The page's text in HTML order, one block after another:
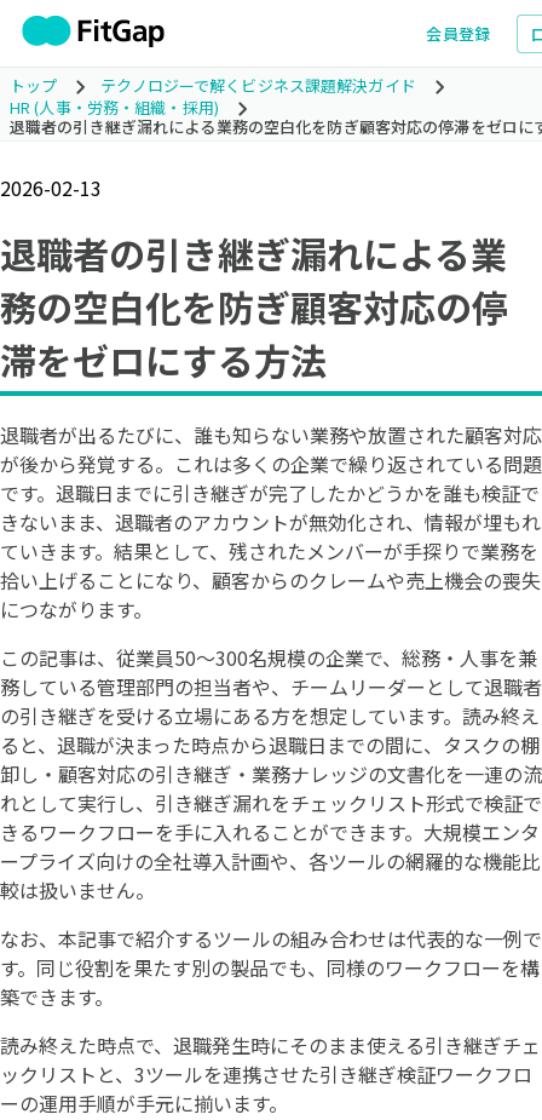
会員登録
トップ
テクノロジーで解くビジネス課題解決ガイド
HR (人事・労務・組織・採用)
退職者の引き継ぎ漏れによる業務の空白化を防ぎ顧客対応の停滞をゼロに
2026-02-13
退職者の引き継ぎ漏れによる業
務の空白化を防ぎ顧客対応の停
滞をゼロにする方法
退職者が出るたびに、誰も知らない業務や放置された顧客対応
が後から発覚する。これは多くの企業で繰り返されている問題
です。退職日までに引き継ぎが完了したかどうかを誰も検証で
きないまま、退職者のアカウントが無効化され、情報が埋もれ
ていきます。結果として、残されたメンバーが手探りで業務を
拾い上げることになり、顧客からのクレームや売上機会の喪失
につながります。
この記事は、従業員50〜300名規模の企業で、総務・人事を兼
務している管理部門の担当者や、チームリーダーとして退職者
の引き継ぎを受ける立場にある方を想定しています。読み終え
ると、退職が決まった時点から退職日までの間に、タスクの棚
卸し・顧客対応の引き継ぎ・業務ナレッジの文書化を一連の流
れとして実行し、引き継ぎ漏れをチェックリスト形式で検証で
きるワークフローを手に入れることができます。大規模エンタ
ープライズ向けの全社導入計画や、各ツールの網羅的な機能比
較は扱いません。
なお、本記事で紹介するツールの組み合わせは代表的な一例で
す。同じ役割を果たす別の製品でも、同様のワークフローを構
築できます。
読み終えた時点で、退職発生時にそのまま使える引き継ぎチェ
ックリストと、3ツールを連携させた引き継ぎ検証ワークフロ
ーの運用手順が手元に揃います。